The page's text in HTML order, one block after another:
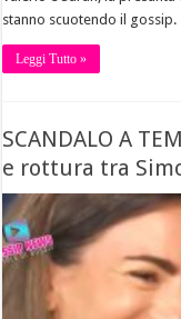
stanno scuotendo il gossip.
Leggi Tutto »
SCANDALO A
e rottura tra